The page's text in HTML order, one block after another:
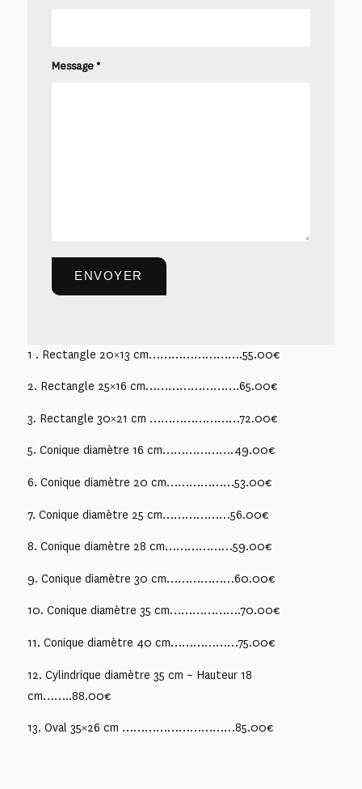
Message*
1 . Rectangle 20×13 cm…………………….55.00€
2. Rectangle 25×16 cm…………………….65.00€
3. Rectangle 30×21 cm ……………………72.00€
5. Conique diamètre 16 cm……………….49.00€
6. Conique diamètre 20 cm………………53.00€
7. Conique diamètre 25 cm………………56.00€
8. Conique diamètre 28 cm………………59.00€
9. Conique diamètre 30 cm………………60.00€
10. Conique diamètre 35 cm……………….70.00€
11. Conique diamètre 40 cm………………75.00€
12. Cylindrique diamètre 35 cm – Hauteur 18
cm……..88.00€
13. Oval 35×26 cm …………………………85.00€